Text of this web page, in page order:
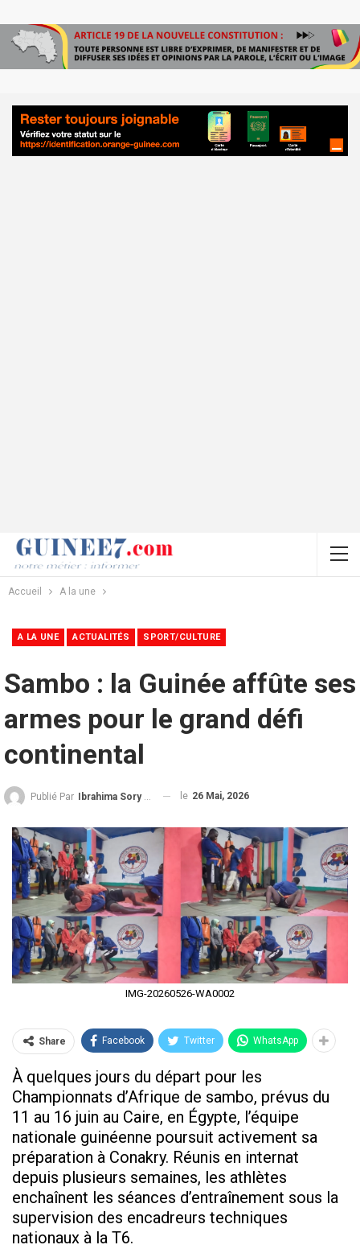
Accueil A la une
A LA UNE ACTUALITÉS SPORT/CULTURE
Sambo : la Guinée affûte ses
armes pour le grand défi
continental
Publié Par Ibrahima Sory Diallo le 26 Mai, 2026
IMG-20260526-WA0002
Share Facebook Twitter WhatsApp
À quelques jours du départ pour les
Championnats d’Afrique de sambo, prévus du
11 au 16 juin au Caire, en Égypte, l’équipe
nationale guinéenne poursuit activement sa
préparation à Conakry. Réunis en internat
depuis plusieurs semaines, les athlètes
enchaînent les séances d’entraînement sous la
supervision des encadreurs techniques
nationaux à la T6.